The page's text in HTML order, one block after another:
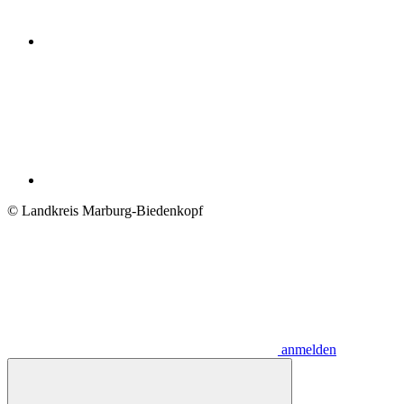
© Landkreis Marburg-Biedenkopf
anmelden